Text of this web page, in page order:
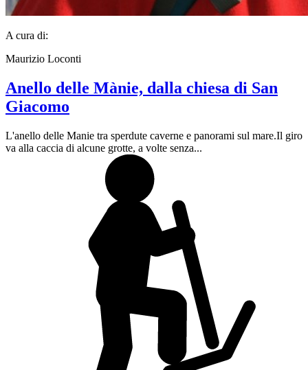
A cura di:
Maurizio Loconti
Anello delle Mànie, dalla chiesa di San
Giacomo
L'anello delle Manie tra sperdute caverne e panorami sul mare.Il giro
va alla caccia di alcune grotte, a volte senza...